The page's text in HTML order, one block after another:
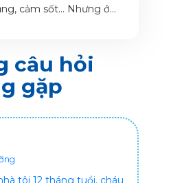
mạnh
cảm sốt... Nhưng ở
ảnh hưởng đến sức
câu hỏi
gặp